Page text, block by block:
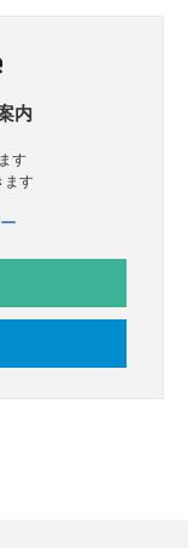
内
す
ます